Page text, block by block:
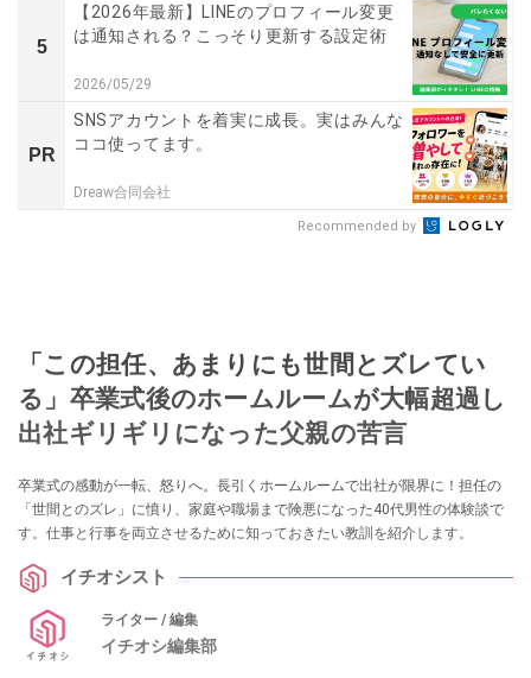
5
【2026年最新】LINEのプロフィール変更
は通知される？こっそり更新する設定術
2026/05/29
PR
SNSアカウントを着実に成長。実はみんな
ココ使ってます。
Dreaw合同会社
Recommended by
「この担任、あまりにも世間とズレてい
る」卒業式後のホームルームが大幅超過し
出社ギリギリになった父親の苦言
卒業式の感動が一転、怒りへ。長引くホームルームで出社が限界に！担任の
「世間とのズレ」に憤り、家庭や職場まで険悪になった40代男性の体験談で
す。仕事と行事を両立させるために知っておきたい教訓を紹介します。
イチオシスト
ライター / 編集
イチオシ編集部